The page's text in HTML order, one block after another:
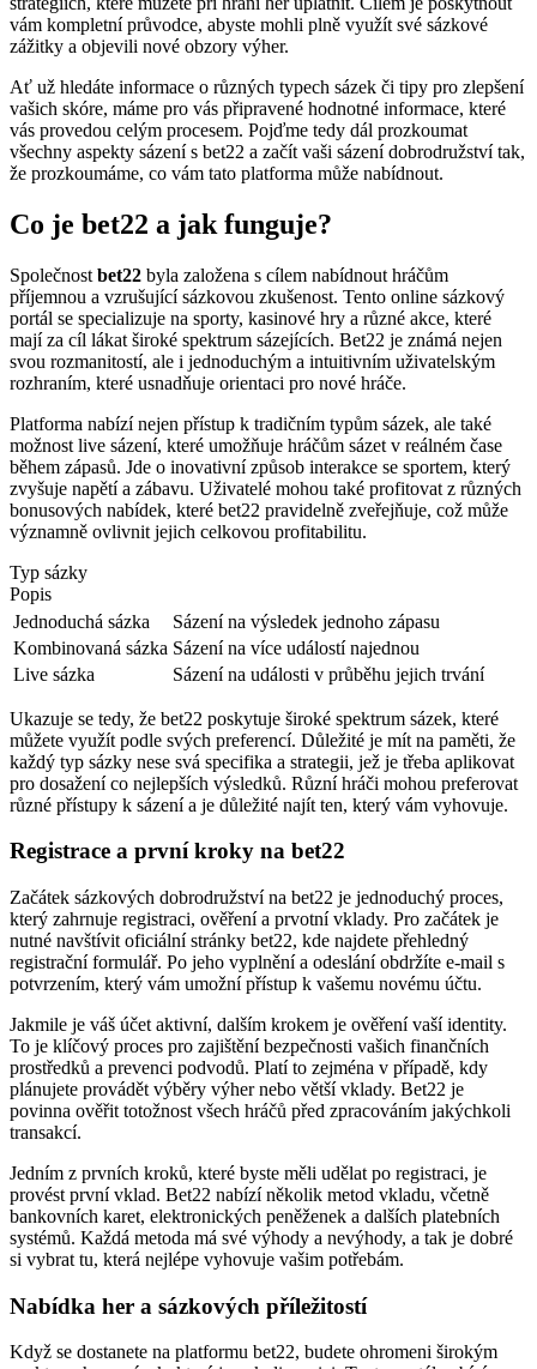
vám kompletní průvodce, abyste mohli plně využít své sázkové
zážitky a objevili nové obzory výher.
Ať už hledáte informace o různých typech sázek či tipy pro zlepšení
vašich skóre, máme pro vás připravené hodnotné informace, které
vás provedou celým procesem. Pojďme tedy dál prozkoumat
všechny aspekty sázení s bet22 a začít vaši sázení dobrodružství tak,
že prozkoumáme, co vám tato platforma může nabídnout.
Co je bet22 a jak funguje?
Společnost bet22 byla založena s cílem nabídnout hráčům
příjemnou a vzrušující sázkovou zkušenost. Tento online sázkový
portál se specializuje na sporty, kasinové hry a různé akce, které
mají za cíl lákat široké spektrum sázejících. Bet22 je známá nejen
svou rozmanitostí, ale i jednoduchým a intuitivním uživatelským
rozhraním, které usnadňuje orientaci pro nové hráče.
Platforma nabízí nejen přístup k tradičním typům sázek, ale také
možnost live sázení, které umožňuje hráčům sázet v reálném čase
během zápasů. Jde o inovativní způsob interakce se sportem, který
zvyšuje napětí a zábavu. Uživatelé mohou také profitovat z různých
bonusových nabídek, které bet22 pravidelně zveřejňuje, což může
významně ovlivnit jejich celkovou profitabilitu.
Typ sázky
Popis
Jednoduchá sázka
Sázení na výsledek jednoho zápasu
Kombinovaná sázka Sázení na více událostí najednou
Live sázka
Sázení na události v průběhu jejich trvání
Ukazuje se tedy, že bet22 poskytuje široké spektrum sázek, které
můžete využít podle svých preferencí. Důležité je mít na paměti, že
každý typ sázky nese svá specifika a strategii, jež je třeba aplikovat
pro dosažení co nejlepších výsledků. Různí hráči mohou preferovat
různé přístupy k sázení a je důležité najít ten, který vám vyhovuje.
Registrace a první kroky na bet22
Začátek sázkových dobrodružství na bet22 je jednoduchý proces,
který zahrnuje registraci, ověření a prvotní vklady. Pro začátek je
nutné navštívit oficiální stránky bet22, kde najdete přehledný
registrační formulář. Po jeho vyplnění a odeslání obdržíte e-mail s
potvrzením, který vám umožní přístup k vašemu novému účtu.
Jakmile je váš účet aktivní, dalším krokem je ověření vaší identity.
To je klíčový proces pro zajištění bezpečnosti vašich finančních
prostředků a prevenci podvodů. Platí to zejména v případě, kdy
plánujete provádět výběry výher nebo větší vklady. Bet22 je
povinna ověřit totožnost všech hráčů před zpracováním jakýchkoli
transakcí.
Jedním z prvních kroků, které byste měli udělat po registraci, je
provést první vklad. Bet22 nabízí několik metod vkladu, včetně
bankovních karet, elektronických peněženek a dalších platebních
systémů. Každá metoda má své výhody a nevýhody, a tak je dobré
si vybrat tu, která nejlépe vyhovuje vašim potřebám.
Nabídka her a sázkových příležitostí
Když se dostanete na platformu bet22, budete ohromeni širokým